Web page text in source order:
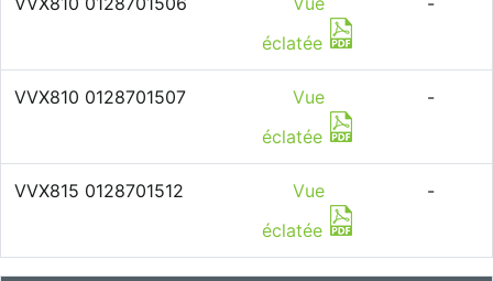
éclatée
VVX810 0128701507
Vue
éclatée
-
VVX815 0128701512
Vue
éclatée
-